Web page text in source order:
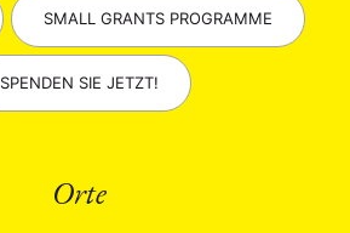
SMALL GRANTS PROGRAMME
SPENDEN SIE JETZT!
Orte